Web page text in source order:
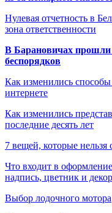
Нулевая отчетность в
зона ответственности
В Барановичах прошли
беспорядков
Как изменились
интернете
Как изменились
последние десять лет
7 вещей, которые нельзя
Что входит в
надпись, цветник и декор
Выбор лодочного мотора